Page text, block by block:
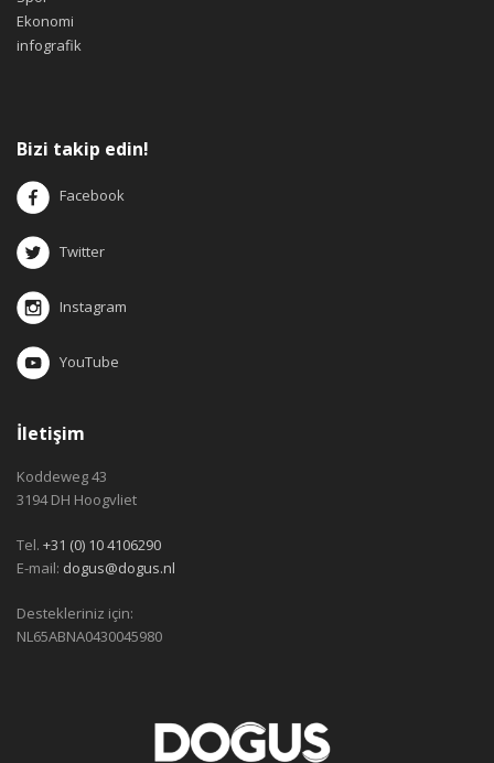
Ekonomi
infografik
Bizi takip edin!
Facebook
Twitter
Instagram
YouTube
İletişim
Koddeweg 43
3194 DH Hoogvliet
Tel. +31 (0) 10 4106290
E-mail: dogus@dogus.nl
Destekleriniz için:
NL65ABNA0430045980